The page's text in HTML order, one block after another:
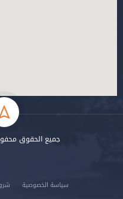
جميع الحقوق
سياسة الخصوصية